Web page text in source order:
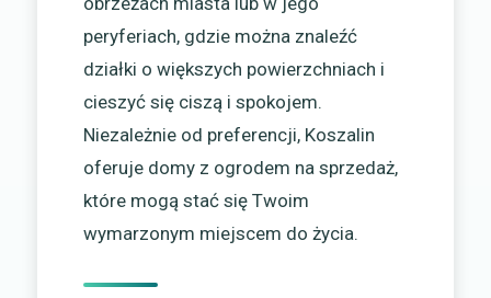
peryferiach, gdzie można znaleźć
działki o większych powierzchniach i
cieszyć się ciszą i spokojem.
Niezależnie od preferencji, Koszalin
oferuje domy z ogrodem na sprzedaż,
które mogą stać się Twoim
wymarzonym miejscem do życia.